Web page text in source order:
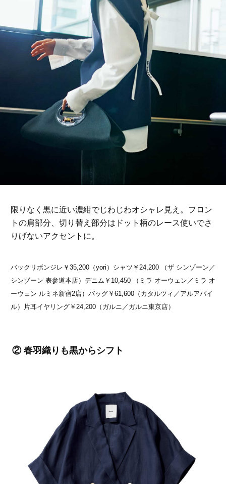
限りなく黒に近い濃紺でじわじわオシャレ見え。フロン
トの肩部分、切り替え部分はドット柄のレース使いでさ
りげないアクセントに。
バックリボンジレ￥35,200（yori）シャツ￥24,200 （ザ シンゾーン／
シンゾーン 表参道本店）デニム￥10,450 （ミラ オーウェン／ミラ オ
ーウェン ルミネ新宿2店）バッグ￥61,600（カタルツィ／アルアバイ
ル）片耳イヤリング￥24,200（ガルニ／ガルニ東京店）
② 春羽織りも黒からシフト